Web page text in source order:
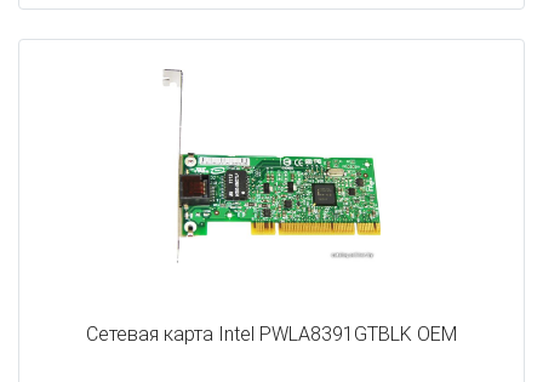
Сетевая карта Intel PWLA8391GTBLK OEM